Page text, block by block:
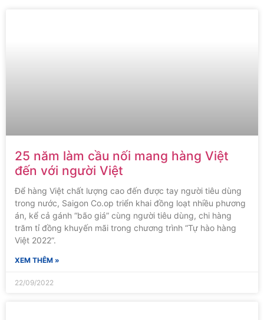
25 năm làm cầu nối mang hàng Việt
đến với người Việt
Để hàng Việt chất lượng cao đến được tay người tiêu dùng
trong nước, Saigon Co.op triển khai đồng loạt nhiều phương
án, kể cả gánh “bão giá” cùng người tiêu dùng, chi hàng
trăm tỉ đồng khuyến mãi trong chương trình “Tự hào hàng
Việt 2022”.
XEM THÊM »
22/09/2022